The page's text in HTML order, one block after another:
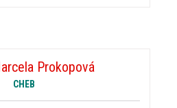
Prokopová
CHEB